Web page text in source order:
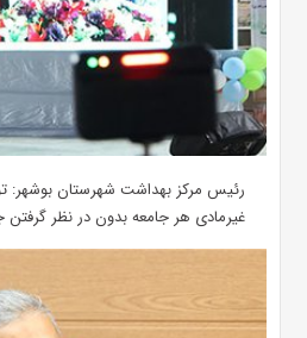
رئیس مرکز بهداشت شهرستان بوشهر:
غیرمادی هر جامعه بدون در نظر